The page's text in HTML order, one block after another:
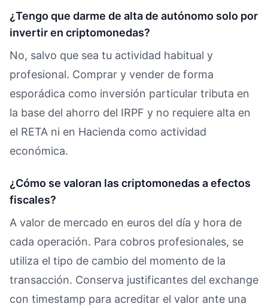
¿Tengo que darme de alta de autónomo solo por
invertir en criptomonedas?
No, salvo que sea tu actividad habitual y
profesional. Comprar y vender de forma
esporádica como inversión particular tributa en
la base del ahorro del IRPF y no requiere alta en
el RETA ni en Hacienda como actividad
económica.
¿Cómo se valoran las criptomonedas a efectos
fiscales?
A valor de mercado en euros del día y hora de
cada operación. Para cobros profesionales, se
utiliza el tipo de cambio del momento de la
transacción. Conserva justificantes del exchange
con timestamp para acreditar el valor ante una